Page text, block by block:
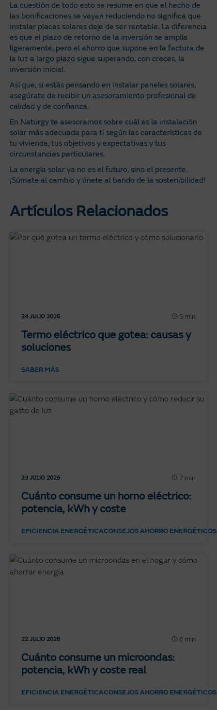
La cuestión de todo esto se resume en que el hecho de
las bonificaciones se vayan reduciendo no significa que
instalar placas solares deje de ser rentable. La diferencia
es que el plazo de retorno de la inversión se amplía
ligeramente, pero el ahorro que supone en la factura de
la luz a largo plazo sigue superando, con creces, la
inversión inicial.
Así que, si estás pensando en instalar paneles solares,
asegúrate de recibir un asesoramiento profesional de
calidad y de confianza.
En Naturgy te asesoramos sobre cuál es la instalación
solar más adecuada para ti según las características de
tu vivienda, tus objetivos y expectativas y tus
circunstancias particulares.
La energía solar ya no es el futuro, sino el presente.
¡Súmate al cambio y únete al bando de la sostenibilidad!
Artículos Relacionados
24 JULIO 2026 5 min
Termo eléctrico que gotea: causas y
soluciones
SABER MÁS
23 JULIO 2026 7 min
Cuánto consume un horno eléctrico:
potencia, kWh y coste
EFICIENCIA ENERGÉTICACONSEJOS AHORRO ENERGÉTICO
22 JULIO 2026 6 min
Cuánto consume un microondas:
potencia, kWh y coste real
EFICIENCIA ENERGÉTICACONSEJOS AHORRO ENERGÉTICO